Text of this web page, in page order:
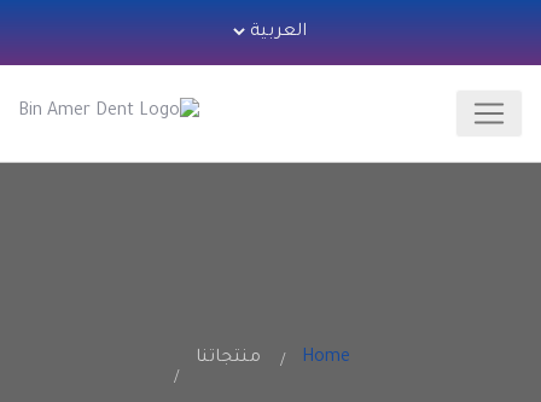
Home منتجاتنا